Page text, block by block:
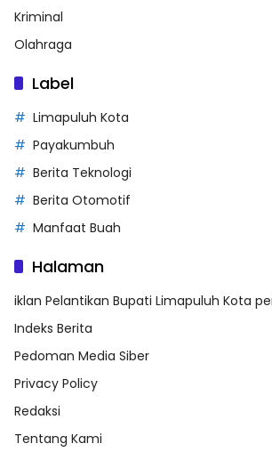
Kriminal
Olahraga
Label
Limapuluh Kota
Payakumbuh
Berita Teknologi
Berita Otomotif
Manfaat Buah
Halaman
iklan Pelantikan Bupati Limapuluh Kota
Indeks Berita
Pedoman Media Siber
Privacy Policy
Redaksi
Tentang Kami